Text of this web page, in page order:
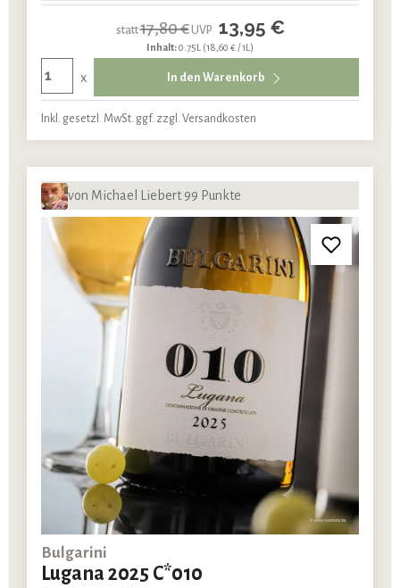
statt17,80 €UVP 13,95 €
Inhalt:0.75L (18,60 € / 1L)
x In den Warenkorb
Inkl. gesetzl. MwSt. ggf. zzgl. Versandkosten
von Michael Liebert 99 Punkte
Bulgarini
Lugana 2025 C*010